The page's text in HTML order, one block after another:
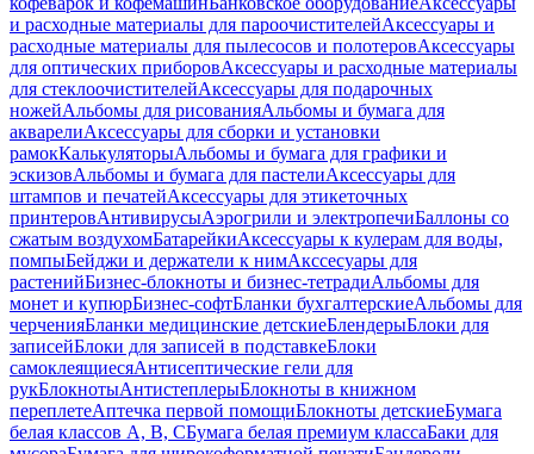
и расходные материалы для пароочистителейАксессуары и
расходные материалы для пылесосов и полотеровАксессуары
для оптических приборовАксессуары и расходные материалы
для стеклоочистителейАксессуары для подарочных
ножейАльбомы для рисованияАльбомы и бумага для
акварелиАксессуары для сборки и установки
рамокКалькуляторыАльбомы и бумага для графики и
эскизовАльбомы и бумага для пастелиАксессуары для
штампов и печатейАксессуары для этикеточных
принтеровАнтивирусыАэрогрили и электропечиБаллоны со
сжатым воздухомБатарейкиАксессуары к кулерам для воды,
помпыБейджи и держатели к нимАкссесуары для
растенийБизнес-блокноты и бизнес-тетрадиАльбомы для
монет и купюрБизнес-софтБланки бухгалтерскиеАльбомы для
черченияБланки медицинские детскиеБлендерыБлоки для
записейБлоки для записей в подставкеБлоки
самоклеящиесяАнтисептические гели для
рукБлокнотыАнтистеплерыБлокноты в книжном
переплетеАптечка первой помощиБлокноты детскиеБумага
белая классов А, В, СБумага белая премиум классаБаки для